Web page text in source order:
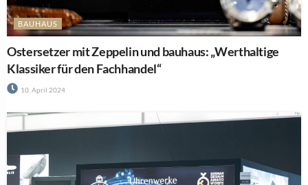
BAUHAUS
Ostersetzer mit Zeppelin und bauhaus: „Werthaltige
Klassiker für den Fachhandel“
10. April 2024